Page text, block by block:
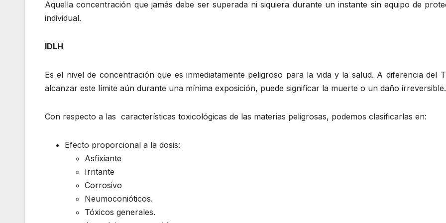
Aquella concentración que jamás debe ser superada ni siquiera durante un instante sin equipo de
individual.
IDLH
Es el nivel de concentración que es inmediatamente peligroso para la vida y la salud. A diferencia del
alcanzar este límite aún durante una mínima exposición, puede significar la muerte o un daño irreversible.
Con respecto a las características toxicológicas de las materias peligrosas, podemos clasificarlas en:
Efecto proporcional a la dosis:
Asfixiante
Irritante
Corrosivo
Neumoconióticos.
Tóxicos generales.